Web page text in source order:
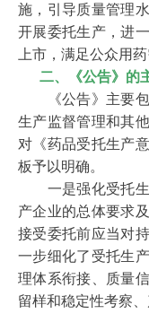
达成一致。对存在
持有人审核过的纠
受托生产企业
风险评估、清洁验
况，合理确定接受
产能始终处于合理
（九）受托生
和药品GMP要求建
和控制。
涉及受托生产
得擅自实施。受托
相关研究，确定变
批、备案或者报告
的，应当按照较高
施，引导质量管理
开展委托生产，进
上市，满足公众用药
二、《公告》的
《公告》主要包
生产监督管理和其
对《药品受托生产
板予以明确。
一是强化受托生
产企业的总体要求
接受委托前应当对
一步细化了受托生
理体系衔接、质量
留样和稳定性考察